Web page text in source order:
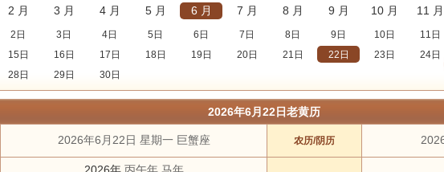
2 月 3 月 4 月 5 月 6 月 7 月 8 月 9 月 10 月 11 月
2日 3日 4日 5日 6日 7日 8日 9日 10日
11日
15日 16日 17日 18日 19日 20日 21日 22日 23日
24日
28日 29日 30日
2025年 2026年 2027年 2028年
2026年6月22日老黄历
2026年6月22日 星期一 巨蟹座 农历/阴历